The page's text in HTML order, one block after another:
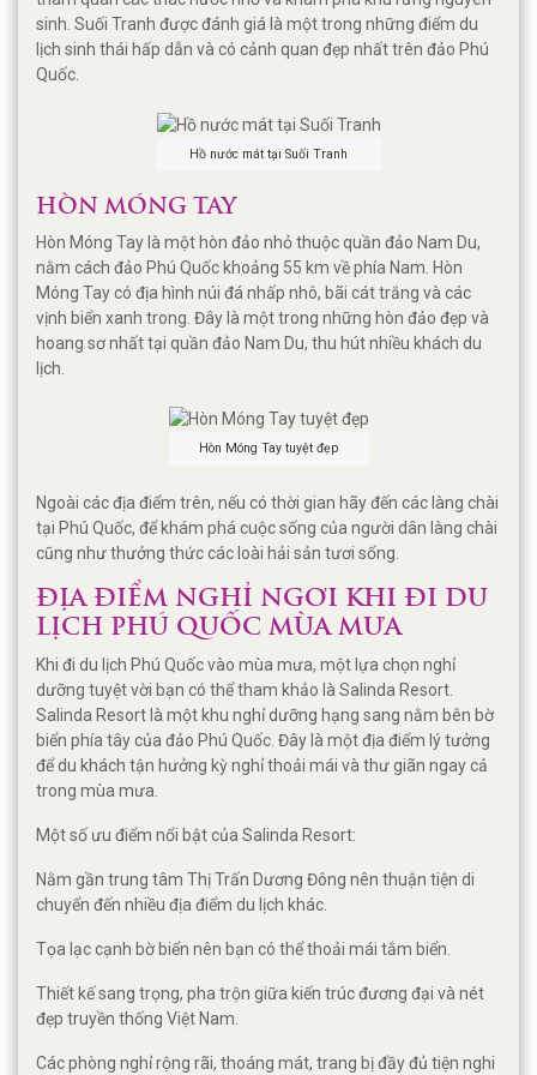
sinh. Suối Tranh được đánh giá là một trong những điểm du
lịch sinh thái hấp dẫn và có cảnh quan đẹp nhất trên đảo Phú
Quốc.
Hồ nước mát tại Suối Tranh
HÒN MÓNG TAY
Hòn Móng Tay là một hòn đảo nhỏ thuộc quần đảo Nam Du,
nằm cách đảo Phú Quốc khoảng 55 km về phía Nam. Hòn
Móng Tay có địa hình núi đá nhấp nhô, bãi cát trắng và các
vịnh biển xanh trong. Đây là một trong những hòn đảo đẹp và
hoang sơ nhất tại quần đảo Nam Du, thu hút nhiều khách du
lịch.
Hòn Móng Tay tuyệt đẹp
Ngoài các địa điểm trên, nếu có thời gian hãy đến các làng chài
tại Phú Quốc, để khám phá cuộc sống của người dân làng chài
cũng như thưởng thức các loài hải sản tươi sống.
ĐỊA ĐIỂM NGHỈ NGƠI KHI ĐI DU
LỊCH PHÚ QUỐC MÙA MƯA
Khi đi du lịch Phú Quốc vào mùa mưa, một lựa chọn nghỉ
dưỡng tuyệt vời bạn có thể tham khảo là Salinda Resort.
Salinda Resort là một khu nghỉ dưỡng hạng sang nằm bên bờ
biển phía tây của đảo Phú Quốc. Đây là một địa điểm lý tưởng
để du khách tận hưởng kỳ nghỉ thoải mái và thư giãn ngay cả
trong mùa mưa.
Một số ưu điểm nổi bật của Salinda Resort:
Nằm gần trung tâm Thị Trấn Dương Đông nên thuận tiện di
chuyển đến nhiều địa điểm du lịch khác.
Tọa lạc cạnh bờ biển nên bạn có thể thoải mái tắm biển.
Thiết kế sang trọng, pha trộn giữa kiến trúc đương đại và nét
đẹp truyền thống Việt Nam.
Các phòng nghỉ rộng rãi, thoáng mát, trang bị đầy đủ tiện nghi